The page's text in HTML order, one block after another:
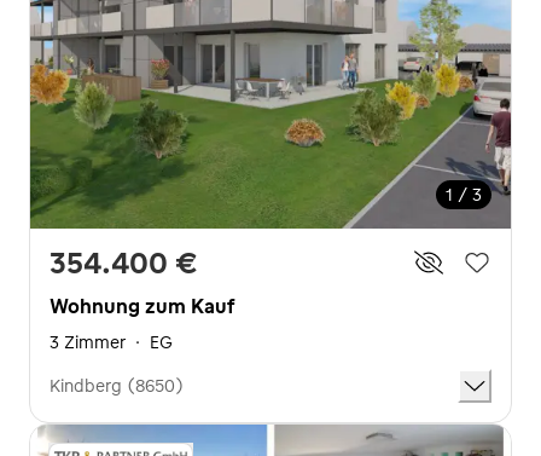
1 / 3
354.400 €
Wohnung zum Kauf
3 Zimmer · EG
Kindberg (8650)